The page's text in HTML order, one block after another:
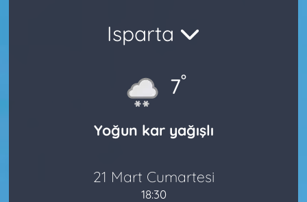
Isparta
7°
Yoğun kar yağışlı
21 Mart Cumartesi
18:30